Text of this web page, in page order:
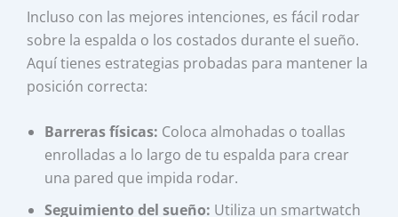
Incluso con las mejores intenciones, es fácil rodar
sobre la espalda o los costados durante el sueño.
Aquí tienes estrategias probadas para mantener la
posición correcta:
Barreras físicas: Coloca almohadas o toallas
enrolladas a lo largo de tu espalda para crear
una pared que impida rodar.
Seguimiento del sueño: Utiliza un smartwatch